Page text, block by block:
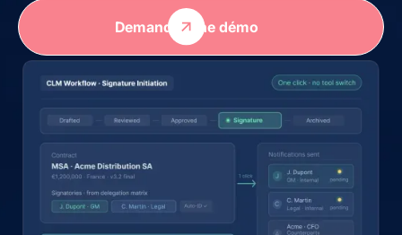
Demander une démo